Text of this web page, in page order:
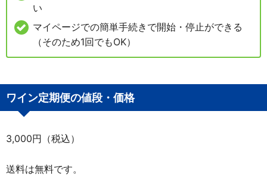
い
マイページでの簡単手続きで開始・停止ができる
（そのため1回でもOK）
ワイン定期便の値段・価格
3,000円（税込）
送料は無料です。